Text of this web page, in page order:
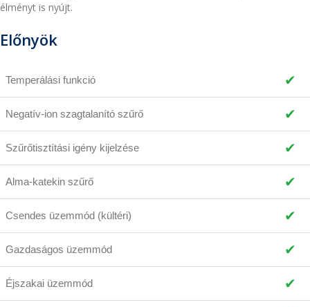
élményt is nyújt.
Előnyök
Temperálási funkció ✔
Negatív-ion szagtalanító szűrő ✔
Szűrőtisztítási igény kijelzése ✔
Alma-katekin szűrő ✔
Csendes üzemmód (kültéri) ✔
Gazdaságos üzemmód ✔
Éjszakai üzemmód ✔